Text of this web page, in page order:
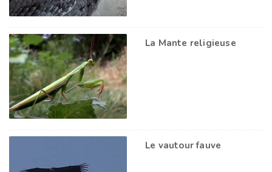
La Mante religieuse
Le vautour fauve